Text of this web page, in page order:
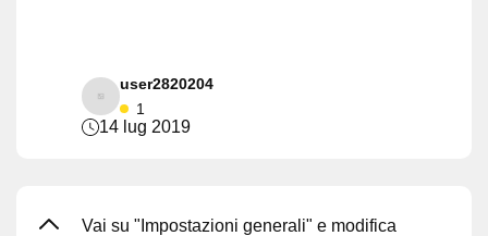
user2820204
1
14 lug 2019
Vai su "Impostazioni generali" e modifica